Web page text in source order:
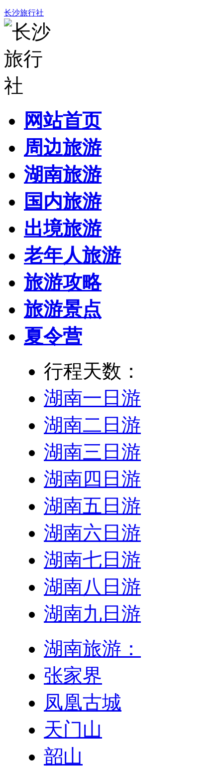
长沙旅行社
网站首页
周边旅游
湖南旅游
国内旅游
出境旅游
老年人旅游
旅游攻略
旅游景点
夏令营
行程天数：
湖南一日游
湖南二日游
湖南三日游
湖南四日游
湖南五日游
湖南六日游
湖南七日游
湖南八日游
湖南九日游
湖南旅游：
张家界
凤凰古城
天门山
韶山